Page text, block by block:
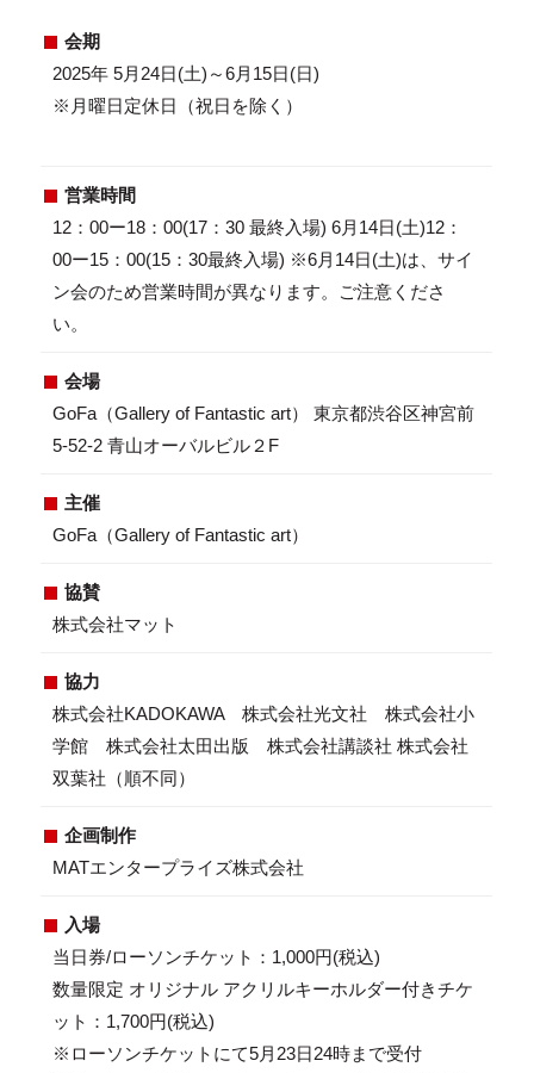
会期
2025年 5月24日(土)～6月15日(日)
※月曜日定休日（祝日を除く）
営業時間
12：00ー18：00(17：30 最終入場) 6月14日(土)12：
00ー15：00(15：30最終入場) ※6月14日(土)は、サイ
ン会のため営業時間が異なります。ご注意くださ
い。
会場
GoFa（Gallery of Fantastic art） 東京都渋谷区神宮前
5-52-2 青山オーバルビル２F
主催
GoFa（Gallery of Fantastic art）
協賛
株式会社マット
協力
株式会社KADOKAWA 株式会社光文社 株式会社小
学館 株式会社太田出版 株式会社講談社 株式会社
双葉社（順不同）
企画制作
MATエンタープライズ株式会社
入場
当日券/ローソンチケット：1,000円(税込)
数量限定 オリジナル アクリルキーホルダー付きチケ
ット：1,700円(税込)
※ローソンチケットにて5月23日24時まで受付